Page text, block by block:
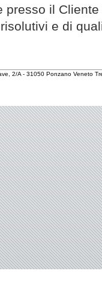
il
e di
2/A - 31050 Ponzano Veneto